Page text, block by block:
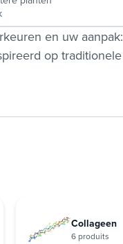
en uw aanpak:
op traditionele
Collageen
6 produits